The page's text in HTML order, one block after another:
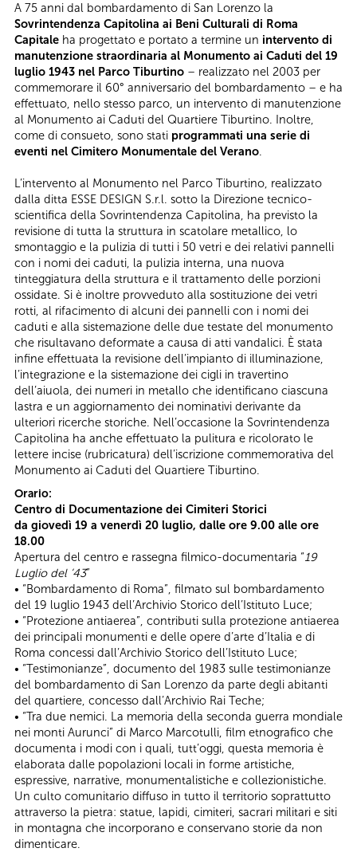
A 75 anni dal bombardamento di San Lorenzo la
Sovrintendenza Capitolina ai Beni Culturali di Roma
Capitale ha progettato e portato a termine un intervento di
manutenzione straordinaria al Monumento ai Caduti del 19
luglio 1943 nel Parco Tiburtino – realizzato nel 2003 per
commemorare il 60° anniversario del bombardamento – e ha
effettuato, nello stesso parco, un intervento di manutenzione
al Monumento ai Caduti del Quartiere Tiburtino. Inoltre,
come di consueto, sono stati programmati una serie di
eventi nel Cimitero Monumentale del Verano.
L’intervento al Monumento nel Parco Tiburtino, realizzato
dalla ditta ESSE DESIGN S.r.l. sotto la Direzione tecnico-
scientifica della Sovrintendenza Capitolina, ha previsto la
revisione di tutta la struttura in scatolare metallico, lo
smontaggio e la pulizia di tutti i 50 vetri e dei relativi pannelli
con i nomi dei caduti, la pulizia interna, una nuova
tinteggiatura della struttura e il trattamento delle porzioni
ossidate. Si è inoltre provveduto alla sostituzione dei vetri
rotti, al rifacimento di alcuni dei pannelli con i nomi dei
caduti e alla sistemazione delle due testate del monumento
che risultavano deformate a causa di atti vandalici. È stata
infine effettuata la revisione dell’impianto di illuminazione,
l’integrazione e la sistemazione dei cigli in travertino
dell’aiuola, dei numeri in metallo che identificano ciascuna
lastra e un aggiornamento dei nominativi derivante da
ulteriori ricerche storiche. Nell’occasione la Sovrintendenza
Capitolina ha anche effettuato la pulitura e ricolorato le
lettere incise (rubricatura) dell’iscrizione commemorativa del
Monumento ai Caduti del Quartiere Tiburtino.
Orario:
Centro di Documentazione dei Cimiteri Storici
da giovedì 19 a venerdì 20 luglio, dalle ore 9.00 alle ore
18.00
Apertura del centro e rassegna filmico-documentaria “19
Luglio del ’43”
• “Bombardamento di Roma”, filmato sul bombardamento
del 19 luglio 1943 dell’Archivio Storico dell’Istituto Luce;
• “Protezione antiaerea”, contributi sulla protezione antiaerea
dei principali monumenti e delle opere d’arte d’Italia e di
Roma concessi dall’Archivio Storico dell’Istituto Luce;
• “Testimonianze”, documento del 1983 sulle testimonianze
del bombardamento di San Lorenzo da parte degli abitanti
del quartiere, concesso dall’Archivio Rai Teche;
• “Tra due nemici. La memoria della seconda guerra mondiale
nei monti Aurunci” di Marco Marcotulli, film etnografico che
documenta i modi con i quali, tutt’oggi, questa memoria è
elaborata dalle popolazioni locali in forme artistiche,
espressive, narrative, monumentalistiche e collezionistiche.
Un culto comunitario diffuso in tutto il territorio soprattutto
attraverso la pietra: statue, lapidi, cimiteri, sacrari militari e siti
in montagna che incorporano e conservano storie da non
dimenticare.